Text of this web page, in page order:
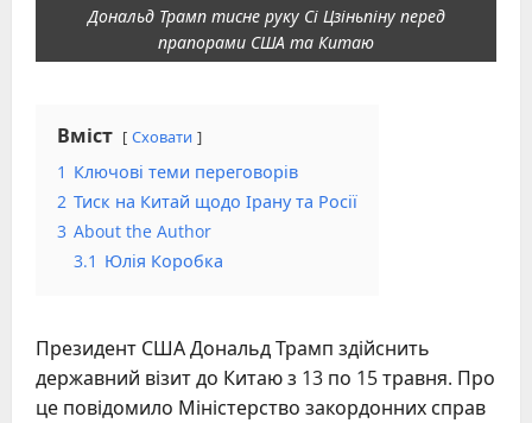
Дональд Трамп тисне руку Сі Цзіньпіну перед
прапорами США та Китаю
Вміст Сховати
1 Ключові теми переговорів
2 Тиск на Китай щодо Ірану та Росії
3 About the Author
3.1 Юлія Коробка
Президент США Дональд Трамп здійснить
державний візит до Китаю з 13 по 15 травня. Про
це повідомило Міністерство закордонних справ